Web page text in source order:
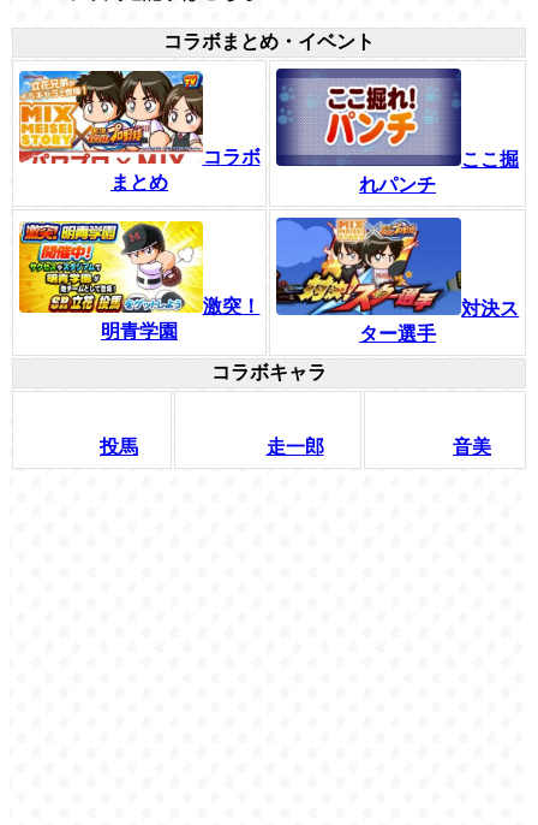
コラボまとめ・イベント
コラボ
まとめ
ここ掘
れパンチ
激突！
明青学園
対決ス
ター選手
コラボキャラ
投馬 走一郎 音美